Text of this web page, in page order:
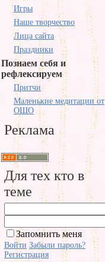
Игры
Наше творчество
Лица сайта
Праздники
Познаем себя и
рефлексируем
Притчи
Маленькие медитации от
ОШО
Реклама
Для тех кто в
теме
Запомнить меня
Войти Забыли пароль?
Регистрация